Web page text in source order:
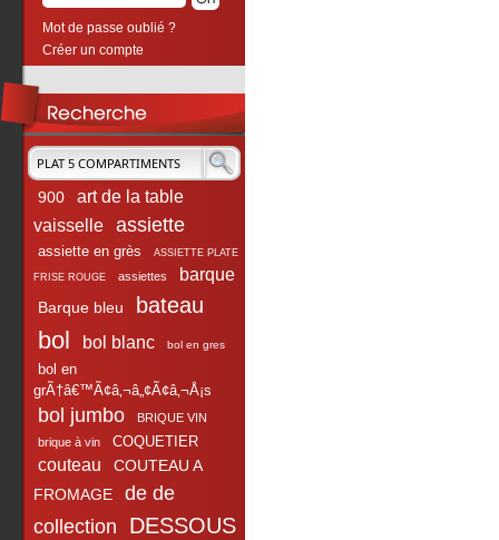
Mot de passe oublié ?
Créer un compte
900
art de la table
vaisselle
assiette
assiette en grès ASSIETTE PLATE
FRISE ROUGE assiettes barque
Barque bleu bateau
bol bol blanc bol en gres
bol en
grÃ†â€™Ã¢â‚¬â„¢Ã¢â‚¬Å¡s
bol jumbo
BRIQUE VIN
brique à vin
COQUETIER
couteau
COUTEAU A
FROMAGE
de de
collection
DESSOUS